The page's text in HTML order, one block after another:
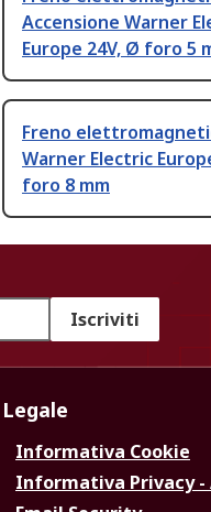
Accensione Warner
Europe 24V, Ø foro 5
Freno
Warner Electric
foro 8 mm
Iscriviti
Legale
Informativa Cookie
Informativa Privacy -